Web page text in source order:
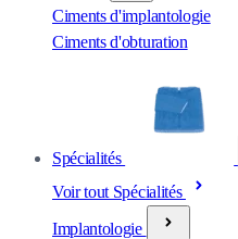
Ciments d'implantologie
Ciments d'obturation
Spécialités
Voir tout Spécialités
Implantologie